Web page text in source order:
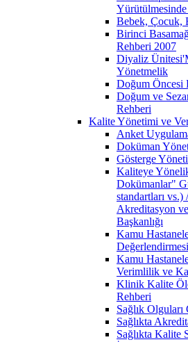
Bebek, Çocuk,
Birinci
Rehberi 2007
Diyaliz
Yönetmelik
Doğum Öncesi
Doğum ve
Rehberi
Kalite Yönetimi ve
Anket
Doküman
Gösterge
Kaliteye
Dokümanlar"
standartları vs.)
Akreditasyon
Başkanlığı
Kamu
Kamu
Verimlilik ve
Klinik Kalite
Rehberi
Sağlık Olguları
Sağlıkta
Sağlıkta Kalite